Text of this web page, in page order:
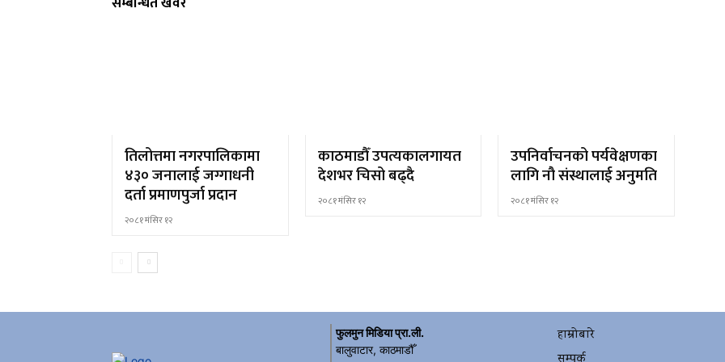
तिलोत्तमा नगरपालिकामा
४३० जनालाई जग्गाधनी
दर्ता प्रमाणपुर्जा प्रदान
२०८१ मंसिर १२
काठमाडौँ उपत्यकालगायत
देशभर चिसो बढ्दै
२०८१ मंसिर १२
उपनिर्वाचनको पर्यवेक्षणका
लागि नौ संस्थालाई अनुमति
२०८१ मंसिर १२
फुलमुन मिडिया प्रा.ली.
बालुवाटार, काठमाडौँ
हाम्रोबारे